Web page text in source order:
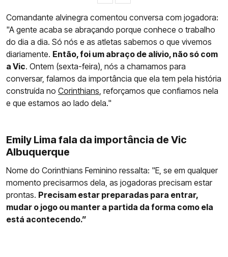
Comandante alvinegra comentou conversa com jogadora:
"A gente acaba se abraçando porque conhece o trabalho
do dia a dia. Só nós e as atletas sabemos o que vivemos
diariamente. Então, foi um abraço de alívio, não só com
a Vic. Ontem (sexta-feira), nós a chamamos para
conversar, falamos da importância que ela tem pela história
construída no Corinthians, reforçamos que confiamos nela
e que estamos ao lado dela."
Emily Lima fala da importância de Vic
Albuquerque
Nome do Corinthians Feminino ressalta: "E, se em qualquer
momento precisarmos dela, as jogadoras precisam estar
prontas. Precisam estar preparadas para entrar,
mudar o jogo ou manter a partida da forma como ela
está acontecendo.”